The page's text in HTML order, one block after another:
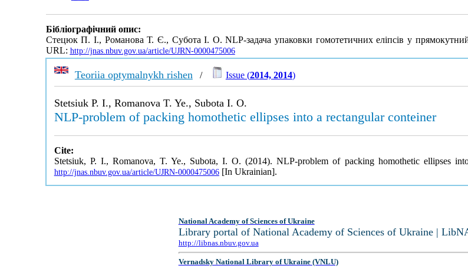
Бібліографічний опис:
Стецюк П. І., Романова Т. Є., Субота І. О. NLP-задача упаковки гомотетичних еліпсів у
URL: http://jnas.nbuv.gov.ua/article/UJRN-0000475006
Teoriia optymalnykh rishen / Issue (2014, 2014)
Stetsiuk P. I., Romanova T. Ye., Subota I. O.
NLP-problem of packing homothetic ellipses into a rectangular conteiner
Cite:
Stetsiuk, P. I., Romanova, T. Ye., Subota, I. O. (2014). NLP-problem of packing homothetic ellipses
http://jnas.nbuv.gov.ua/article/UJRN-0000475006[In Ukrainian].
National Academy of Sciences of Ukraine
Library portal of National Academy of Sciences of Ukraine |
http://libnas.nbuv.gov.ua
Vernadsky National Library of Ukraine (VNLU)